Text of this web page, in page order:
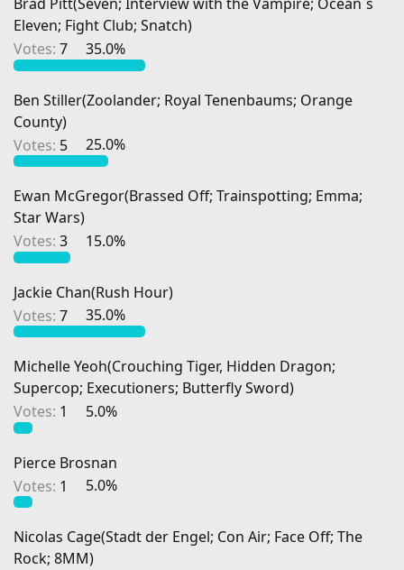
Eleven; Fight Club; Snatch)
Votes: 7 35.0%
Ben Stiller(Zoolander; Royal Tenenbaums; Orange
County)
Votes: 5 25.0%
Ewan McGregor(Brassed Off; Trainspotting; Emma;
Star Wars)
Votes: 3 15.0%
Jackie Chan(Rush Hour)
Votes: 7 35.0%
Michelle Yeoh(Crouching Tiger, Hidden Dragon;
Supercop; Executioners; Butterfly Sword)
Votes: 1 5.0%
Pierce Brosnan
Votes: 1 5.0%
Nicolas Cage(Stadt der Engel; Con Air; Face Off; The
Rock; 8MM)